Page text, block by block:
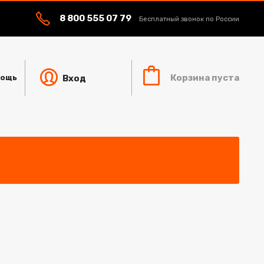
8 800 555 07 79 Бесплатный звонок по России
Корзина пуста
Вход